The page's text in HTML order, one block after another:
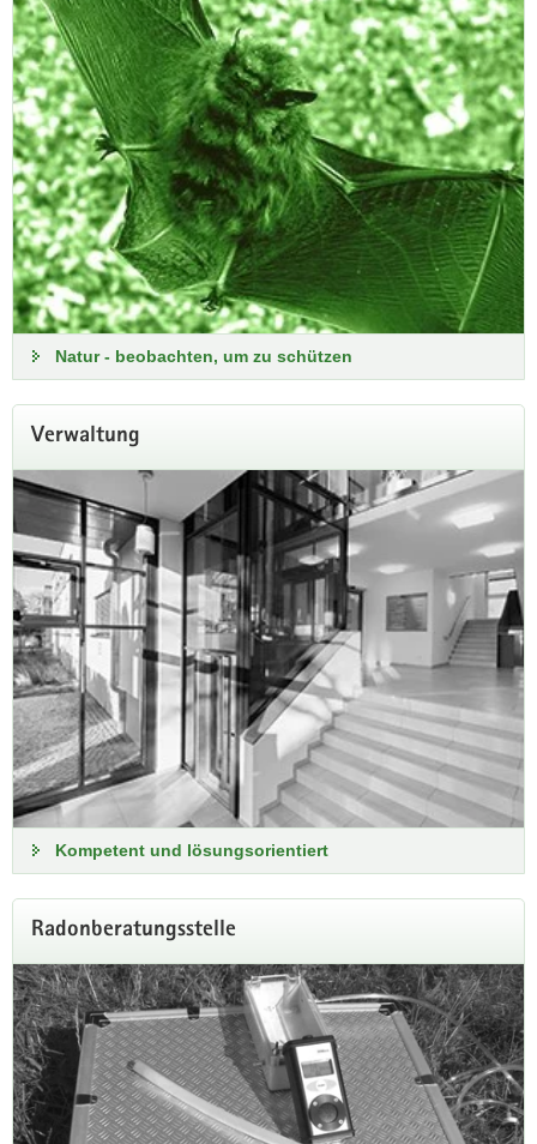
Unsere Imagebroschüre informiert Sie über die Tätigkeiten
der BfUL.
Imagebroschüre
Freiwilliges ökologisches Jahr (FÖJ)
in der BfUL
Du bist auf der Suche nach einem Platz im FÖJ? Dann
bewirb Dich bei uns! Der Film zeigt Dir unsere Einsatzorte
und Aufgaben.
zum Film auf Youtube
Natur - beobachten, um zu schützen
Verwaltung
Kompetent und lösungsorientiert
Radonberatungsstelle